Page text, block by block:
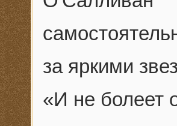
за яркими
«И не болеет